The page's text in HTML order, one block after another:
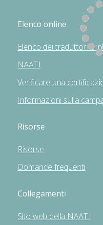
Elenco online
Elenco dei traduttori e
NAATI
Verificare una
Informazioni sulla
Risorse
Risorse
Domande frequenti
Collegamenti
Sito web della NAATI